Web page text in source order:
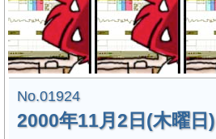
No.01924
2000年11月2日(木曜日)